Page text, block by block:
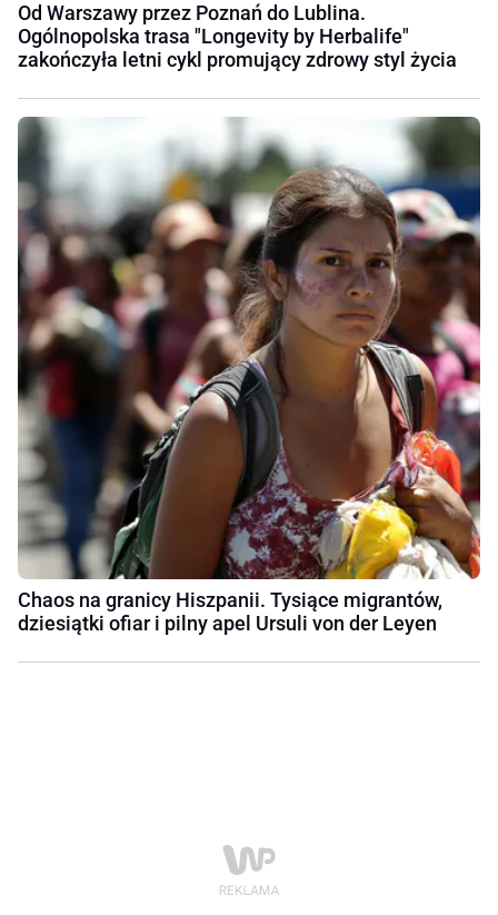
Od Warszawy przez Poznań do Lublina.
Ogólnopolska trasa "Longevity by Herbalife"
zakończyła letni cykl promujący zdrowy styl życia
Chaos na granicy Hiszpanii. Tysiące migrantów,
dziesiątki ofiar i pilny apel Ursuli von der Leyen